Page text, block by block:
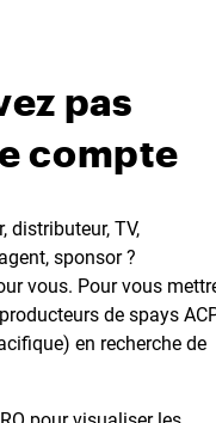
pas
compte
distributeur, TV,
sponsor ?
vous. Pour vous
de spays
en recherche de